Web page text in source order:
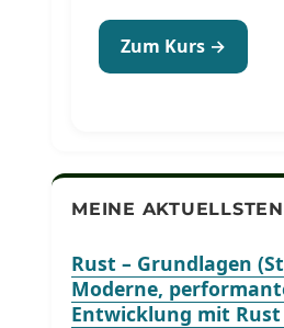
Zum Kurs →
MEINE
Rust – Grundlagen
Moderne,
Entwicklung mit